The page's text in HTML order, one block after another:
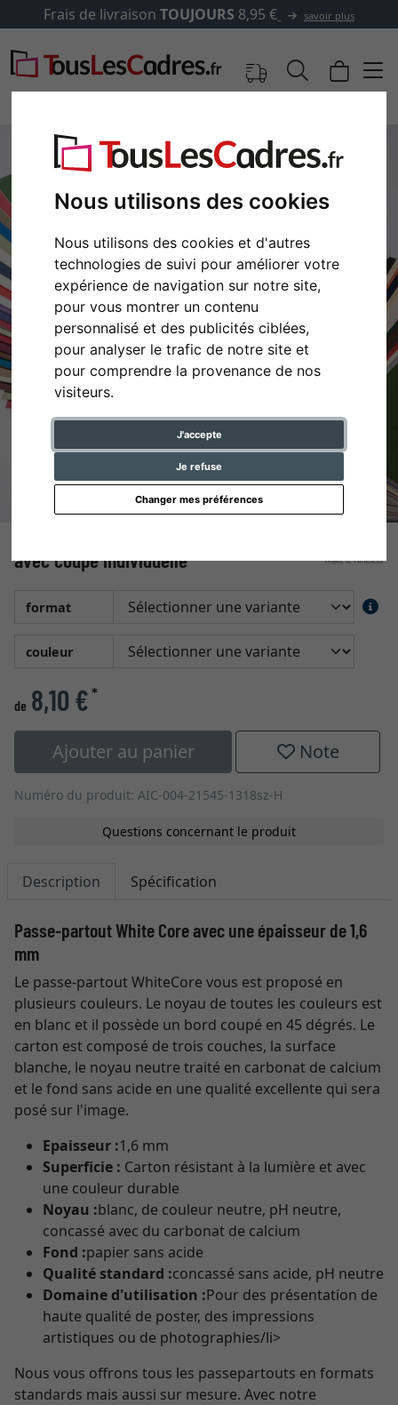
Nous utilisons des cookies
Nous utilisons des cookies et d'autres
technologies de suivi pour améliorer votre
expérience de navigation sur notre site,
pour vous montrer un contenu
personnalisé et des publicités ciblées,
pour analyser le trafic de notre site et
pour comprendre la provenance de nos
visiteurs.
J'accepte
Je refuse
Changer mes préférences
Frais de livraison TOUJOURS 8,95 € savoir plus
avec coupe individuelle
format
couleur
de 8,10 €*
Ajouter au panier Note
Numéro du produit: AIC-004-21545-1318sz-H
Questions concernant le produit
Description Spécification
Passe-partout White Core avec une épaisseur de 1,6
mm
Le passe-partout WhiteCore vous est proposé en
plusieurs couleurs. Le noyau de toutes les couleurs est
en blanc et il possède un bord coupé en 45 dégrés. Le
carton est composé de trois couches, la surface
blanche, le noyau neutre traité en carbonat de calcium
et le fond sans acide en une qualité excellente qui sera
posé sur l'image.
Epaisseur :1,6 mm
Superficie : Carton résistant à la lumière et avec
une couleur durable
Noyau :blanc, de couleur neutre, pH neutre,
concassé avec du carbonat de calcium
Fond :papier sans acide
Qualité standard :concassé sans acide, pH neutre
Domaine d'utilisation :Pour des présentation de
haute qualité de poster, des impressions
artistiques ou de photographies/li>
Nous vous offrons tous les passepartouts en formats
standards mais aussi sur mesure. Avec notre